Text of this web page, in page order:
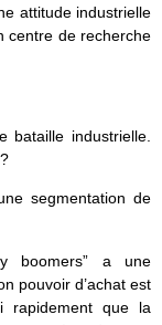
attitude industrielle
centre de recherche
bataille industrielle.
segmentation de
boomers” a une
pouvoir d’achat est
rapidement que la